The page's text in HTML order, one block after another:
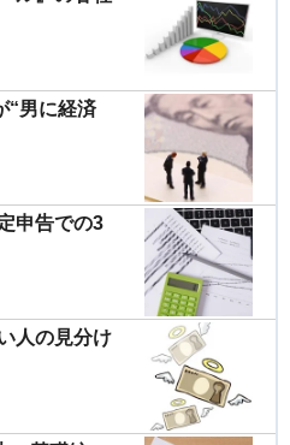
“男に経済
申告での3
人の見分け